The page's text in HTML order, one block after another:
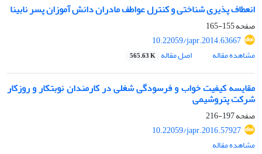
انعطاف پذیری شناختی و کنترل عواطف مادران دانش آموزان پسر نابینا
صفحه155-165
10.22059/japr.2014.63667
مشاهده مقاله
اصل مقاله 565.63 K
مقایسه کیفیت خواب و فرسودگی شغلی در کارمندان نوبت‏کار و روزکار
شرکت پتروشیمی
صفحه197-216
10.22059/japr.2016.57927
مشاهده مقاله